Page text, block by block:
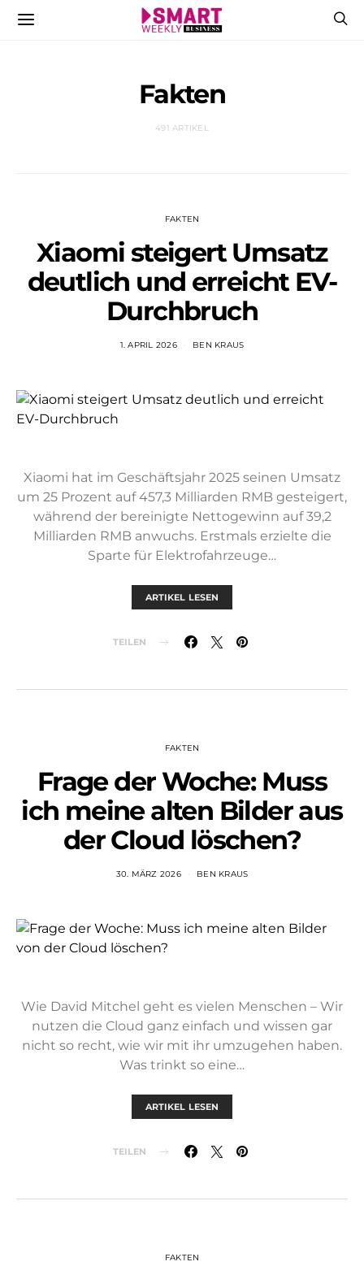
Fakten
491 ARTIKEL
FAKTEN
Xiaomi steigert Umsatz
deutlich und erreicht EV-
Durchbruch
1. APRIL 2026 BEN KRAUS
Xiaomi hat im Geschäftsjahr 2025 seinen Umsatz
um 25 Prozent auf 457,3 Milliarden RMB gesteigert,
während der bereinigte Nettogewinn auf 39,2
Milliarden RMB anwuchs. Erstmals erzielte die
Sparte für Elektrofahrzeuge…
ARTIKEL LESEN
TEILEN
FAKTEN
Frage der Woche: Muss
ich meine alten Bilder aus
der Cloud löschen?
30. MÄRZ 2026 BEN KRAUS
Wie David Mitchel geht es vielen Menschen – Wir
nutzen die Cloud ganz einfach und wissen gar
nicht so recht, wie wir mit ihr umzugehen haben.
Was trinkt so eine…
ARTIKEL LESEN
TEILEN
FAKTEN